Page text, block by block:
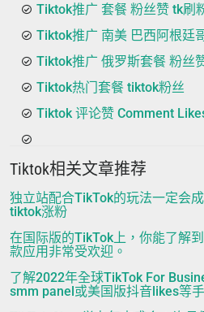
Tiktok推广 套餐 粉丝赞 tk刷
Tiktok推广 南美 巴西阿根廷
Tiktok推广 俄罗斯套餐 粉丝
Tiktok热门套餐 tiktok粉丝
Tiktok 评论赞 Comment
Tiktok相关文章推荐
独立站配合TikTok的玩法一定会
tiktok涨粉
在国际版的TikTok上，你能了解
款应用非常受欢迎。
了解2022年全球TikTok For
smm panel或美国版抖音likes等手